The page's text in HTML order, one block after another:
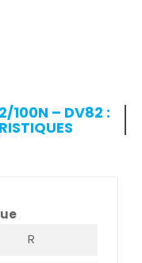
100N – DV82 :
R